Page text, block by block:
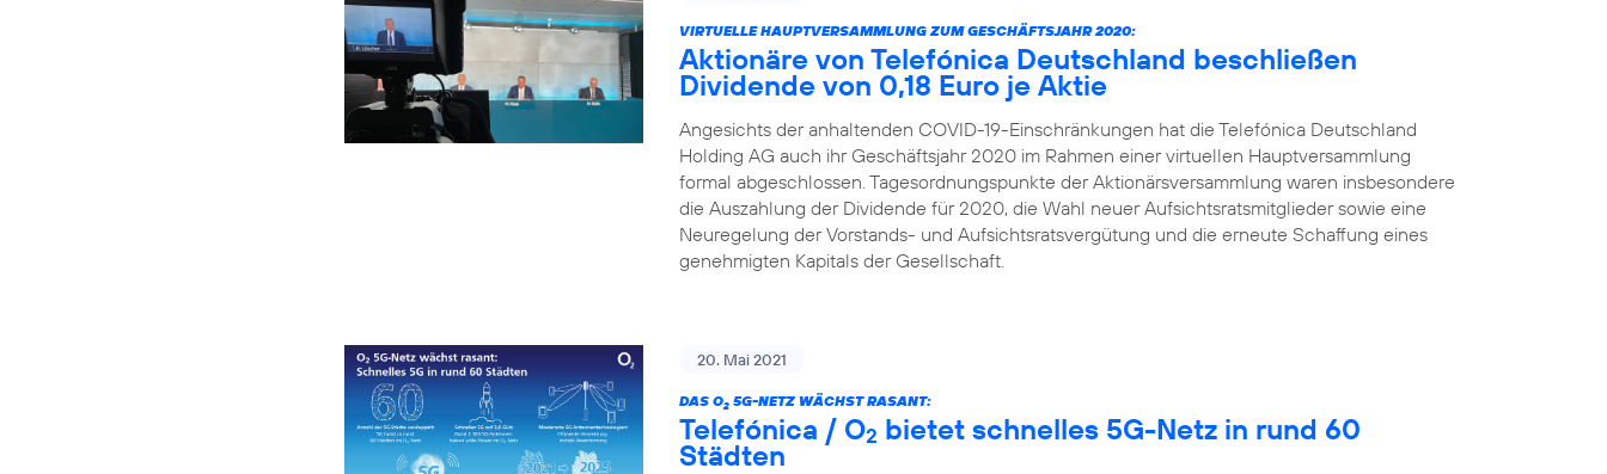
VIRTUELLE HAUPTVERSAMMLUNG ZUM GESCHÄFTSJAHR 2020:
Aktionäre von Telefónica Deutschland beschließen
Dividende von 0,18 Euro je Aktie
Angesichts der anhaltenden COVID-19-Einschränkungen hat die Telefónica Deutschland
Holding AG auch ihr Geschäftsjahr 2020 im Rahmen einer virtuellen Hauptversammlung
formal abgeschlossen. Tagesordnungspunkte der Aktionärsversammlung waren insbesondere
die Auszahlung der Dividende für 2020, die Wahl neuer Aufsichtsratsmitglieder sowie eine
Neuregelung der Vorstands- und Aufsichtsratsvergütung und die erneute Schaffung eines
genehmigten Kapitals der Gesellschaft.
20. Mai 2021
DAS O2 5G-NETZ WÄCHST RASANT:
Telefónica / O2 bietet schnelles 5G-Netz in rund 60
Städten